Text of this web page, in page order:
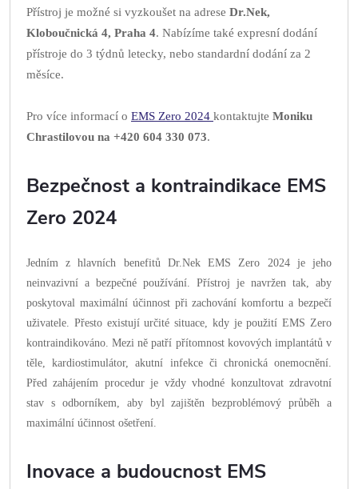
Přístroj je možné si vyzkoušet na adrese Dr.Nek,
Kloboučnická 4, Praha 4. Nabízíme také expresní dodání
přístroje do 3 týdnů letecky, nebo standardní dodání za 2
měsíce.
Pro více informací o EMS Zero 2024 kontaktujte Moniku
Chrastilovou na +420 604 330 073.
Bezpečnost a kontraindikace EMS
Zero 2024
Jedním z hlavních benefitů Dr.Nek EMS Zero 2024 je jeho
neinvazivní a bezpečné používání. Přístroj je navržen tak, aby
poskytoval maximální účinnost při zachování komfortu a bezpečí
uživatele. Přesto existují určité situace, kdy je použití EMS Zero
kontraindikováno. Mezi ně patří přítomnost kovových implantátů v
těle, kardiostimulátor, akutní infekce či chronická onemocnění.
Před zahájením procedur je vždy vhodné konzultovat zdravotní
stav s odborníkem, aby byl zajištěn bezproblémový průběh a
maximální účinnost ošetření.
Inovace a budoucnost EMS